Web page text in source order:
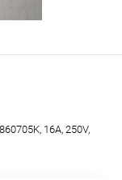
16А, 250V,